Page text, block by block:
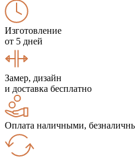
Изготовление
от 5 дней
Замер, дизайн
и доставка бесплатно
Оплата наличными,